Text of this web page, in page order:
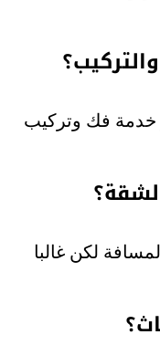
خدمة فك وتركيب
لكن غالبا